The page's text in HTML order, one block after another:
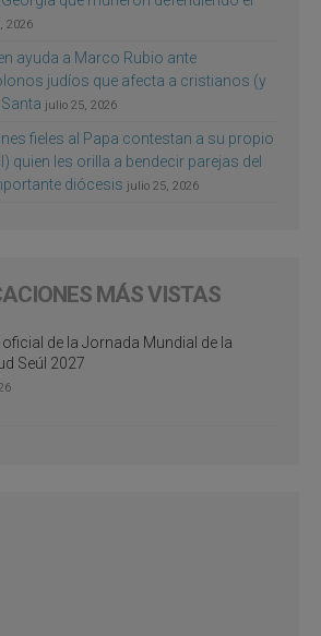
2026
ayuda a Marco Rubio ante
judíos que afecta a cristianos (y
julio 25, 2026
fieles al Papa contestan a su propio
quien les orilla a bendecir parejas del
diócesis julio 25, 2026
MÁS VISTAS
de la Jornada Mundial de la
Seúl 2027